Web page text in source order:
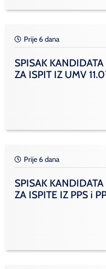
Prije 6 dana
SPISAK
ZA ISPIT IZ UMV
Prije 6 dana
SPISAK
ZA ISPITE IZ PPS i